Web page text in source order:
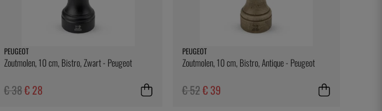
PEUGEOT
Zoutmolen, 10 cm, Bistro, Zwart - Peugeot
€ 38€ 28
PEUGEOT
Zoutmolen, 10 cm, Bistro, Antique - Peugeot
€ 52€ 39